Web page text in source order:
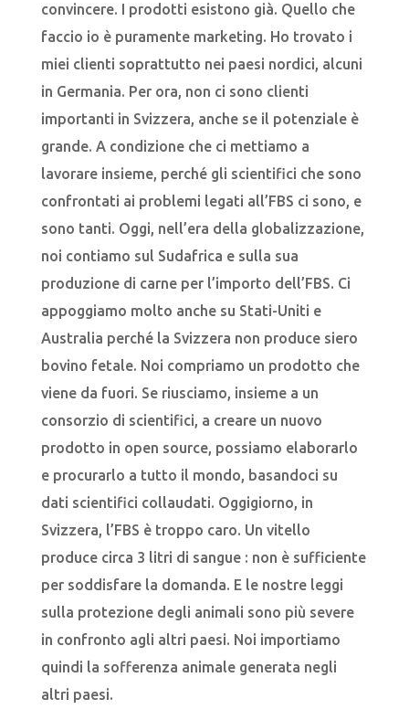
convincere. I prodotti esistono già. Quello che
faccio io è puramente marketing. Ho trovato i
miei clienti soprattutto nei paesi nordici, alcuni
in Germania. Per ora, non ci sono clienti
importanti in Svizzera, anche se il potenziale è
grande. A condizione che ci mettiamo a
lavorare insieme, perché gli scientifici che sono
confrontati ai problemi legati all’FBS ci sono, e
sono tanti. Oggi, nell’era della globalizzazione,
noi contiamo sul Sudafrica e sulla sua
produzione di carne per l’importo dell’FBS. Ci
appoggiamo molto anche su Stati-Uniti e
Australia perché la Svizzera non produce siero
bovino fetale. Noi compriamo un prodotto che
viene da fuori. Se riusciamo, insieme a un
consorzio di scientifici, a creare un nuovo
prodotto in open source, possiamo elaborarlo
e procurarlo a tutto il mondo, basandoci su
dati scientifici collaudati. Oggigiorno, in
Svizzera, l’FBS è troppo caro. Un vitello
produce circa 3 litri di sangue : non è sufficiente
per soddisfare la domanda. E le nostre leggi
sulla protezione degli animali sono più severe
in confronto agli altri paesi. Noi importiamo
quindi la sofferenza animale generata negli
altri paesi.